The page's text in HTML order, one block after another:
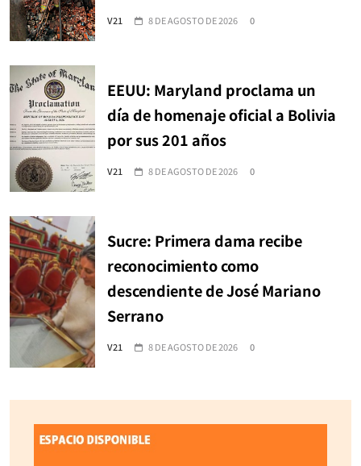
V21 8 DE AGOSTO DE 2026 0
EEUU: Maryland proclama un
día de homenaje oficial a Bolivia
por sus 201 años
V21 8 DE AGOSTO DE 2026 0
Sucre: Primera dama recibe
reconocimiento como
descendiente de José Mariano
Serrano
V21 8 DE AGOSTO DE 2026 0